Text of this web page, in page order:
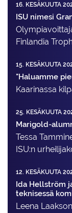
16. KESÄKUUTA
ISU nimesi
Finlandia
15. KESÄKUUTA
"Haluamme
Kaarinassa
25. KESÄKUUTA
Marigold-
Tessa
ISU:n
12. KESÄKUUTA
Ida Hellström
teknisessä
Leena